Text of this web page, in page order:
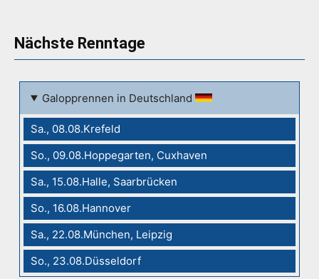
Nächste Renntage
Galopprennen in Deutschland
Sa., 08.08.Krefeld
So., 09.08.Hoppegarten, Cuxhaven
Sa., 15.08.Halle, Saarbrücken
So., 16.08.Hannover
Sa., 22.08.München, Leipzig
So., 23.08.Düsseldorf